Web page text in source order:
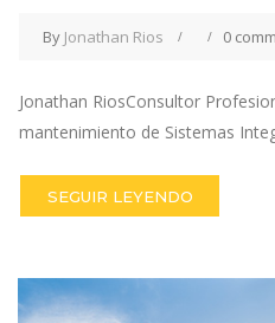
By Jonathan Rios 0
Jonathan RiosConsultor
mantenimiento de Sistemas
SEGUIR LEYENDO